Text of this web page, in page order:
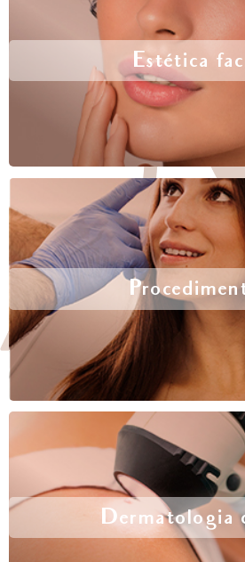
Estética
Dermatologia